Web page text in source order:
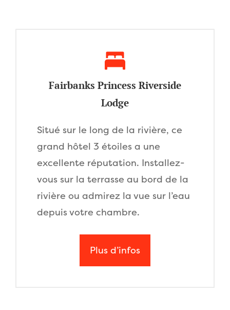
Fairbanks Princess Riverside
Lodge
Situé sur le long de la rivière, ce
grand hôtel 3 étoiles a une
excellente réputation. Installez-
vous sur la terrasse au bord de la
rivière ou admirez la vue sur l’eau
depuis votre chambre.
Plus d’infos